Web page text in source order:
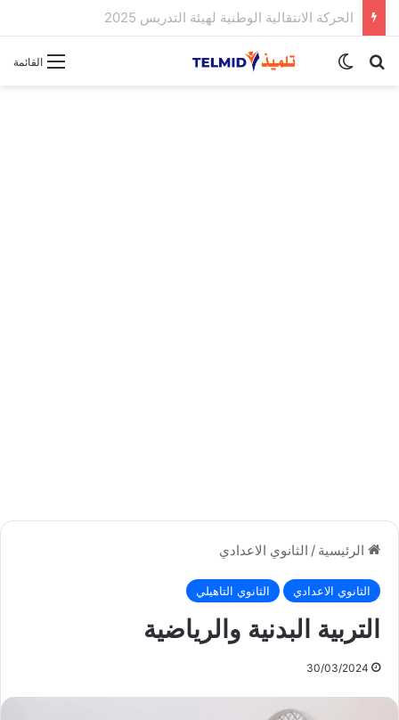
الحركة الانتقالية الوطنية لهيئة التدريس 2025
القائمة بحث عنالوضع المظلم
الرئيسية / الثانوي الاعدادي
الثانوي الاعدادي الثانوي التاهيلي
التربية البدنية والرياضية
30/03/2024